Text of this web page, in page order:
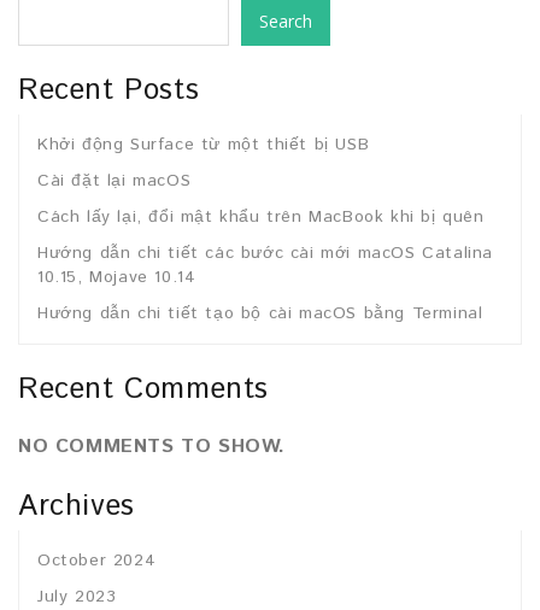
Search
Recent Posts
Khởi động Surface từ một thiết bị USB
Cài đặt lại macOS
Cách lấy lại, đổi mật khẩu trên MacBook khi bị quên
Hướng dẫn chi tiết các bước cài mới macOS Catalina
10.15, Mojave 10.14
Hướng dẫn chi tiết tạo bộ cài macOS bằng Terminal
Recent Comments
NO COMMENTS TO SHOW.
Archives
October 2024
July 2023